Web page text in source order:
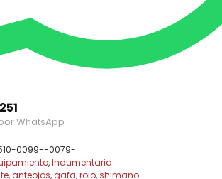
WhatsApp
0099--0079-
,Indumentaria
,anteojos,gafa,rojo,shimano